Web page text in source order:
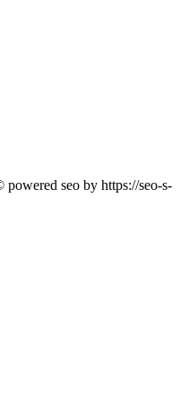
seo by https://seo-s-